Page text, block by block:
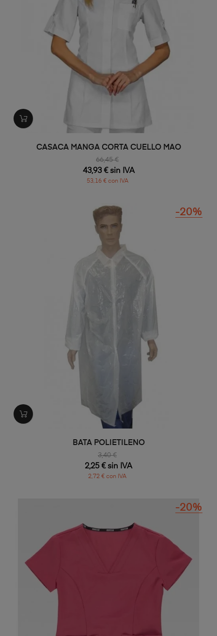
CASACA MANGA CORTA CUELLO MAO
66,45 €
43,93 € sin IVA
53,16 € con IVA
BATA POLIETILENO
3,40 €
-20%
2,25 € sin IVA
2,72 € con IVA
-20%